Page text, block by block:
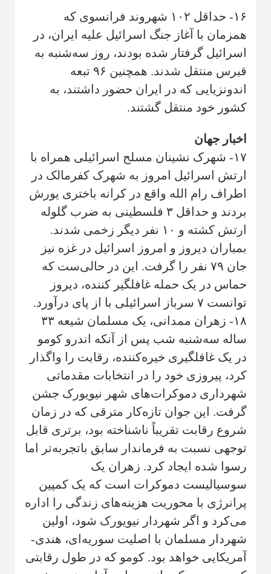
۱۶- حداقل ۱۰۲ شهروند فرانسوی که
همزمان با آغاز جنگ اسرائیل علیه ایران، در
اسرائیل گرفتار شده بودند، روز سه‌شنبه به
قبرس منتقل شدند. همچنین ۹۶ تبعه
اندونزیایی که در ایران حضور داشتند، به
کشور خود منتقل گشتند.
اخبار جهان
۱۷- شهرک نشینان مسلح اسرائیلی همراه با
ارتش اسرائیل امروز به شهرک کفرمالک در
اطراف رام الله واقع در کرانه باختری یورش
بردند و حداقل ۳ فلسطینی به ضرب گلوله
ارتش کشته و ۱۰ نفر دیگر زخمی شدند.
بمباران دیروز و امروز اسرائیل در غزه نیز
جان ۷۹ نفر را گرفت. این در حالی‌ست که
حماس در یک حمله غافلگیر کننده، دیروز
توانست ۷ سرباز اسرائیلی با از پای درآورد.
۱۸- زهران ممدانی، یک مسلمان شیعه ۳۳
ساله سه‌شنبه شب پس از آنکه اندرو کومو
در یک غافلگیری خیره‌کننده، رقابت را واگذار
کرد، پیروزی خود را در انتخابات مقدماتی
شهرداری دموکرات‌های شهر نیویورک جشن
گرفت. این جوان تازه‌کار مترقی که در زمان
شروع رقابت تقریباً ناشناخته بود، برتری قابل
توجهی نسبت به فرماندار سابق باتجربه‌تر اما
رسوا شده ایجاد کرد. زهران یک
سوسیالیست دموکرات است که یک کمپین
پرانرژی با محوریت هزینه‌های زندگی را اداره
می‌کرد و اگر شهردار نیویورک شود، اولین
شهردار مسلمان با اصلیت سوریه‌ای، هندی-
آمریکایی خواهد بود. کومو که در طول رقابتی